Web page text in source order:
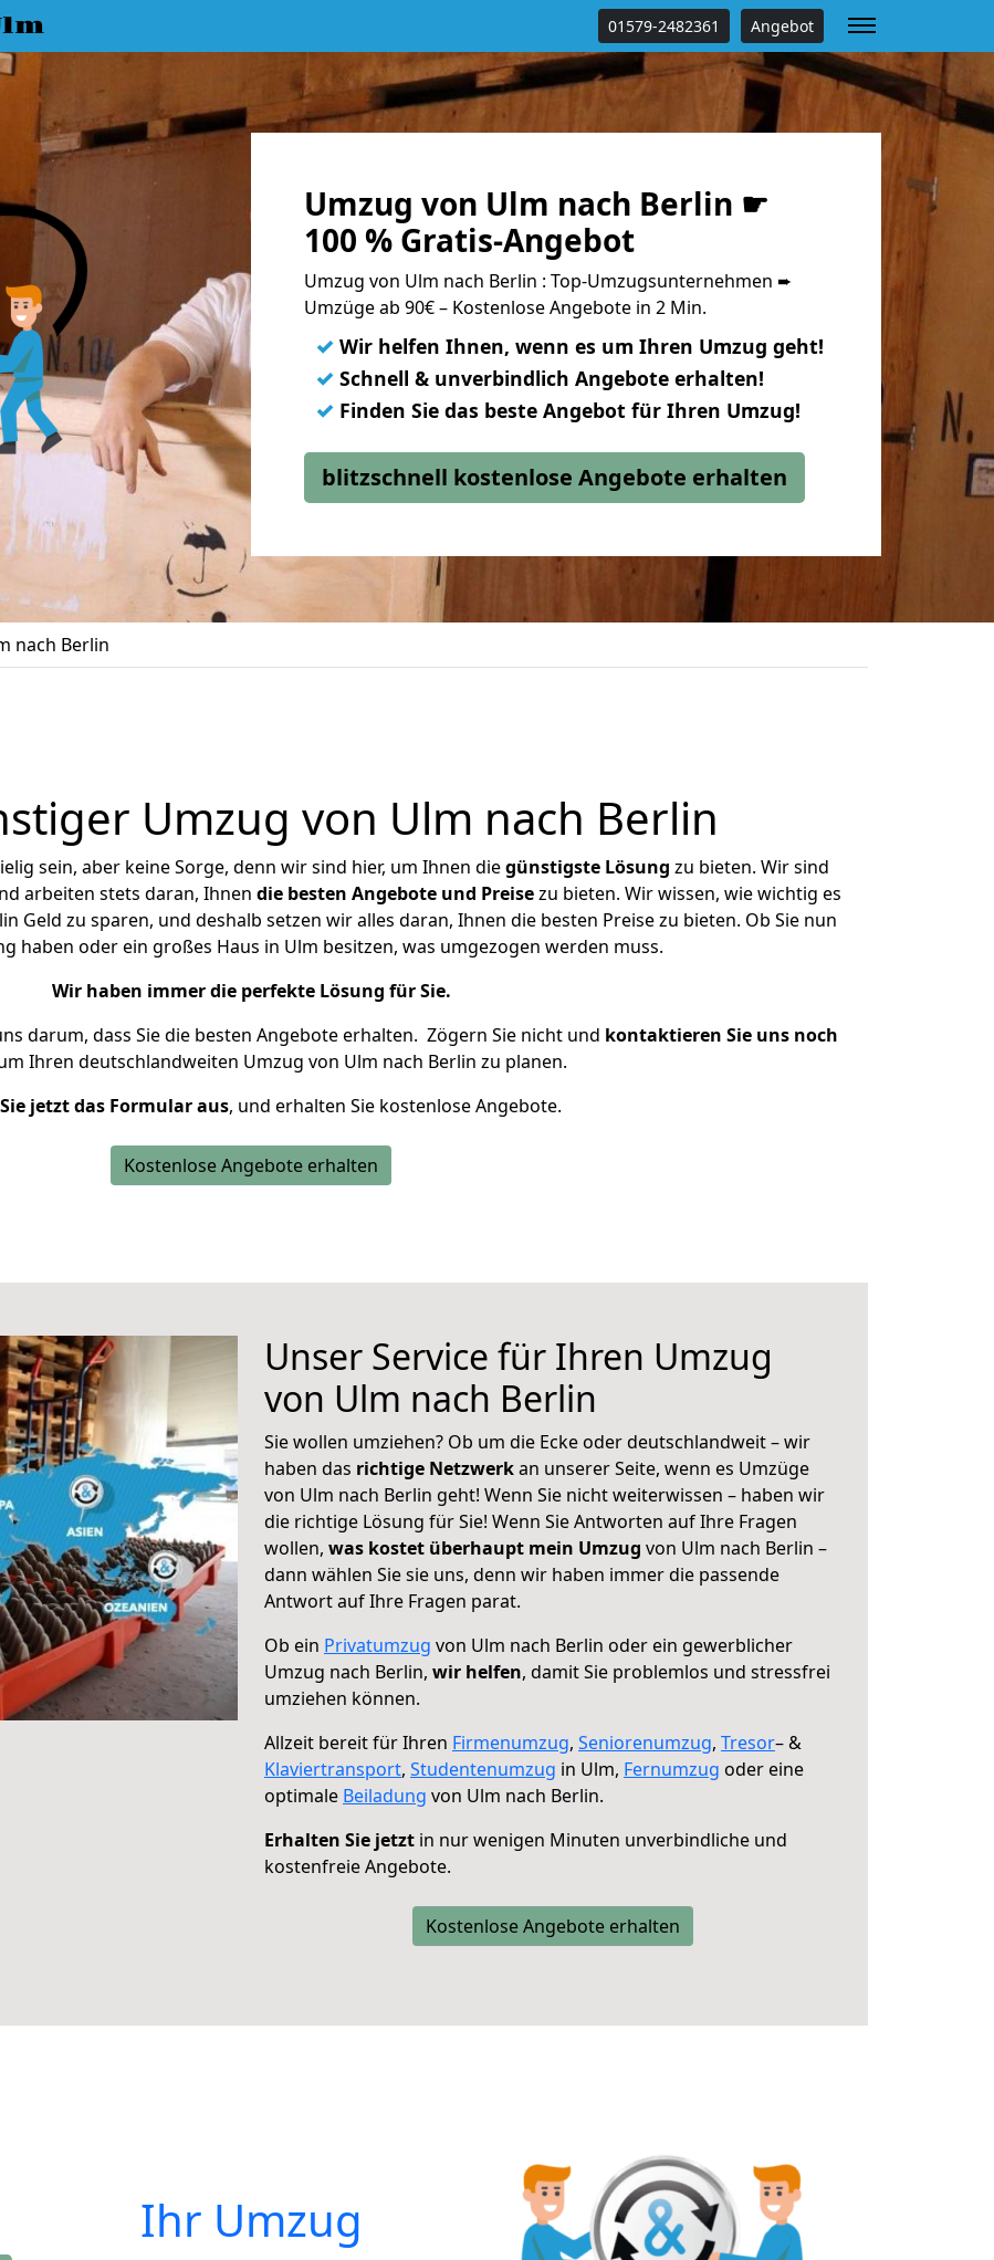
01579-2482361 Angebot
Umzug von Ulm nach Berlin ☛
100 % Gratis-Angebot
Umzug von Ulm nach Berlin : Top-Umzugsunternehmen ➨
Umzüge ab 90€ – Kostenlose Angebote in 2 Min.
✓ Wir helfen Ihnen, wenn es um Ihren Umzug geht!
✓ Schnell & unverbindlich Angebote erhalten!
✓ Finden Sie das beste Angebot für Ihren Umzug!
blitzschnell kostenlose Angebote erhalten
nach Berlin
Umzug von Ulm nach Berlin
sein, aber keine Sorge, denn wir sind hier, um Ihnen diegünstigste Lösung zu bieten. Wir sind
arbeiten stets daran, Ihnen die besten Angebote und Preisezu bieten. Wir wissen, wie wichtig es
Geld zu sparen, und deshalb setzen wir alles daran, Ihnen die besten Preise zu bieten. Ob Sie nun
haben oder ein großes Haus in Ulm besitzen, was umgezogen werden muss.
Wir haben immer die perfekte Lösung für Sie.
darum, dass Sie die besten Angebote erhalten. Zögern Sie nicht und kontaktieren Sie uns noch
Ihren deutschlandweiten Umzug von Ulm nach Berlin zu planen.
jetzt das Formular aus, und erhalten Sie kostenlose Angebote.
Kostenlose Angebote erhalten
Unser Service für Ihren Umzug
von Ulm nach Berlin
Sie wollen umziehen? Ob um die Ecke oder deutschlandweit – wir
haben das richtige Netzwerkan unserer Seite, wenn es Umzüge
von Ulm nach Berlin geht! Wenn Sie nicht weiterwissen – haben wir
die richtige Lösung für Sie! Wenn Sie Antworten auf Ihre Fragen
wollen, was kostet überhaupt mein Umzug von Ulm nach Berlin –
dann wählen Sie sie uns, denn wir haben immer die passende
Antwort auf Ihre Fragen parat.
Ob ein Privatumzug von Ulm nach Berlin oder ein gewerblicher
Umzug nach Berlin, wir helfen, damit Sie problemlos und stressfrei
umziehen können.
Allzeit bereit für Ihren Firmenumzug, Seniorenumzug, Tresor– &
Klaviertransport, Studentenumzug in Ulm, Fernumzug oder eine
optimale Beiladung von Ulm nach Berlin.
Erhalten Sie jetzt in nur wenigen Minuten unverbindliche und
kostenfreie Angebote.
Kostenlose Angebote erhalten
Ihr Umzug